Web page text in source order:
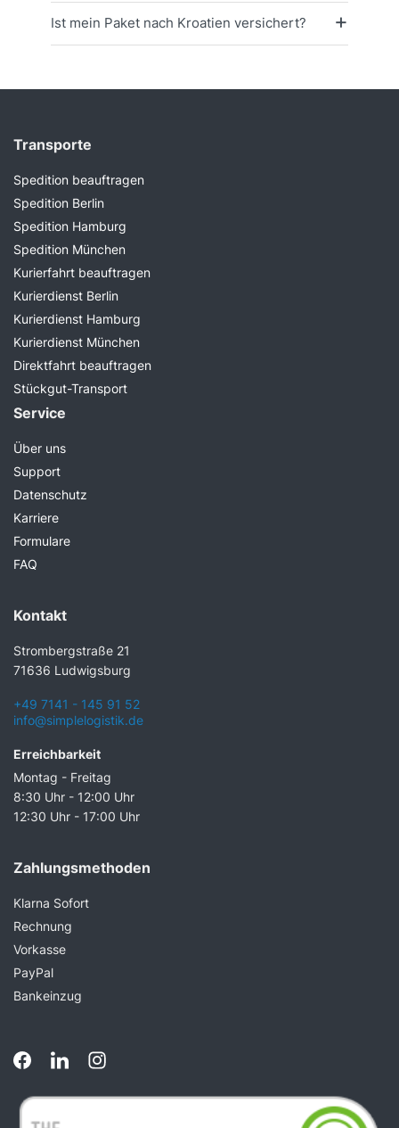
Ist mein Paket nach Kroatien versichert?
Transporte
Spedition beauftragen
Spedition Berlin
Spedition Hamburg
Spedition München
Kurierfahrt beauftragen
Kurierdienst Berlin
Kurierdienst Hamburg
Kurierdienst München
Direktfahrt beauftragen
Stückgut-Transport
Service
Über uns
Support
Datenschutz
Karriere
Formulare
FAQ
Kontakt
Strombergstraße 21
71636 Ludwigsburg
+49 7141 - 145 91 52
info@simplelogistik.de
Erreichbarkeit
Montag - Freitag
8:30 Uhr - 12:00 Uhr
12:30 Uhr - 17:00 Uhr
Zahlungsmethoden
Klarna Sofort
Rechnung
Vorkasse
PayPal
Bankeinzug